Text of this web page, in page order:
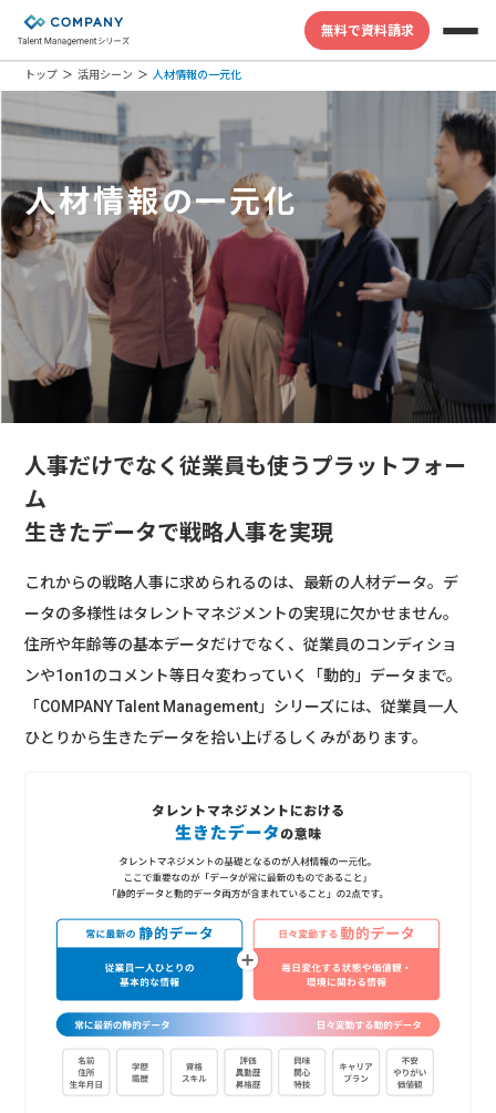
無料で資料請求
トップ 活用シーン 人材情報の一元化
人材情報の一元化
人事だけでなく従業員も使うプラットフォー
ム
生きたデータで戦略人事を実現
これからの戦略人事に求められるのは、最新の人材データ。デ
ータの多様性はタレントマネジメントの実現に欠かせません。
住所や年齢等の基本データだけでなく、従業員のコンディショ
ンや1on1のコメント等日々変わっていく「動的」データまで。
「COMPANY Talent Management」シリーズには、従業員一人
ひとりから生きたデータを拾い上げるしくみがあります。